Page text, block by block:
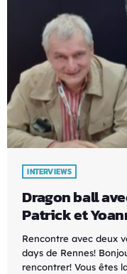
INTERVIEWS
Dragon ball
Patrick et
Rencontre avec deux
days de Rennes!
rencontrer! Vous êtes